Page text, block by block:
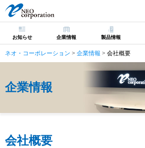
お知らせ 企業情報 製品情報
ネオ・コーポレーション > 企業情報 > 会社概要
企業情報
会社概要